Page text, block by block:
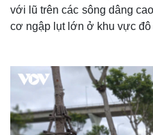
với lũ trên các sông dâng
cơ ngập lụt lớn ở khu vực đô